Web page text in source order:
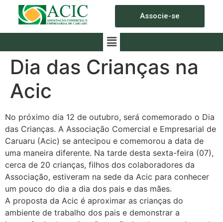
Associe-se
Dia das Crianças na
Acic
No próximo dia 12 de outubro, será comemorado o Dia
das Crianças. A Associação Comercial e Empresarial de
Caruaru (Acic) se antecipou e comemorou a data de
uma maneira diferente. Na tarde desta sexta-feira (07),
cerca de 20 crianças, filhos dos colaboradores da
Associação, estiveram na sede da Acic para conhecer
um pouco do dia a dia dos pais e das mães.
A proposta da Acic é aproximar as crianças do
ambiente de trabalho dos pais e demonstrar a